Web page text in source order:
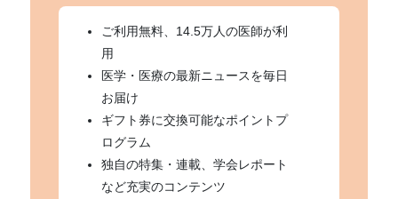
ご利用無料、14.5万人の医師が利
用
医学・医療の最新ニュースを毎日
お届け
ギフト券に交換可能なポイントプ
ログラム
独自の特集・連載、学会レポート
など充実のコンテンツ